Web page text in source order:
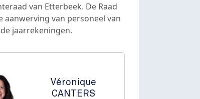
van Etterbeek. De Raad
aanwerving van personeel van
jaarrekeningen.
Véronique
CANTERS